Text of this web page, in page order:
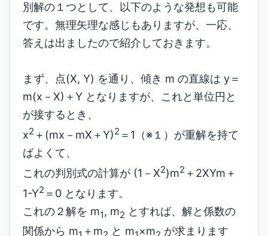
別解の１つとして、以下のような発想も可能
です。無理矢理な感じもありますが、一応、
答えは出ましたので紹介しておきます。
まず、点(X, Y) を通り、傾き m の直線は y＝
m(x－X)＋Y となりますが、これと単位円と
が接するとき、
x2 ＋(mx－mX＋Y)2 ＝1（※１）が重解を持て
ばよくて、
これの判別式の計算が (1－X2)m2 ＋2XYm＋
1-Y2 ＝0 となります。
これの２解を m1 , m2 とすれば、解と係数の
関係から m ＋m と m ×m
が求まります